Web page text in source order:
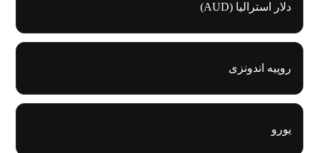
دلار استرالیا (AUD)
روپیه اندونزی
یورو